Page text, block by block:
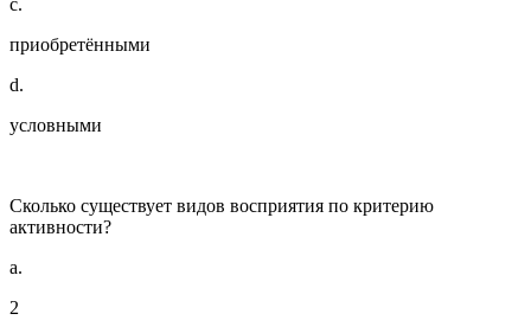
c.
приобретёнными
d.
условными
Сколько существует видов восприятия по критерию
активности?
a.
2